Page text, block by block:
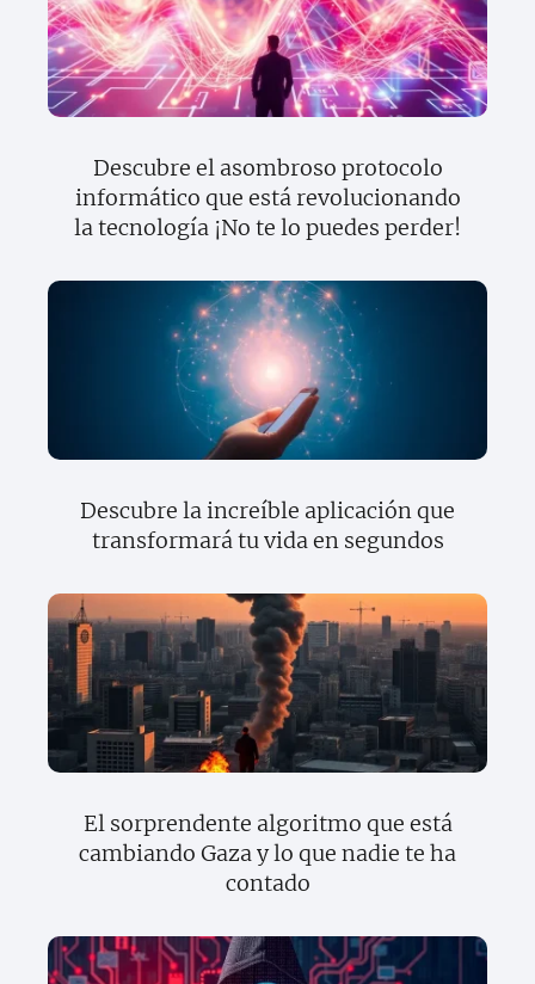
Descubre el asombroso protocolo
informático que está revolucionando
la tecnología ¡No te lo puedes perder!
Descubre la increíble aplicación que
transformará tu vida en segundos
El sorprendente algoritmo que está
cambiando Gaza y lo que nadie te ha
contado